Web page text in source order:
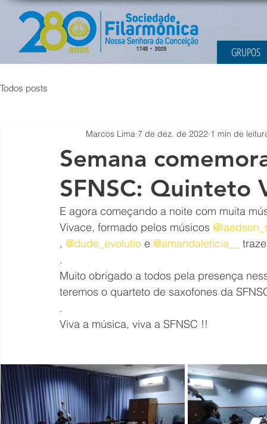
GRUPOS
Todos posts
Semana
SFNSC: Quinteto
Marcos Lima 7 de dez. de 2022 1 min de
E agora começando a noite com muita
Vivace, formado pelos músicos
, @dude_evolutio e @amandaleticia__
.
Muito obrigado a todos pela presença
teremos o quarteto de saxofones da
.
Viva a música, viva a SFNSC !!